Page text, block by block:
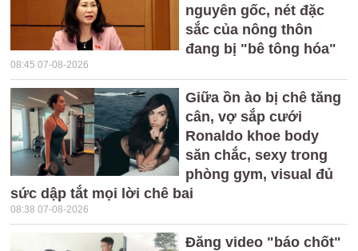
nguyên gốc, nét đặc
sắc của nông thôn
đang bị "bê tông hóa"
08:45 07-08-2026
Giữa ồn ào bị chê tăng
cân, vợ sắp cưới
Ronaldo khoe body
săn chắc, sexy trong
phòng gym, visual đủ
sức dập tắt mọi lời chê bai
08:38 07-08-2026
Đăng video "báo chốt"